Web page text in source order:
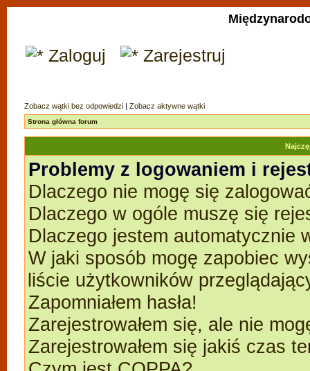
Zaloguj Zarejestruj
Zobacz wątki bez odpowiedzi | Zobacz aktywne wątki
Strona główna forum
Problemy z logowaniem i
Dlaczego nie mogę się
Dlaczego w ogóle muszę się
Dlaczego jestem automatycznie
W jaki sposób mogę zapobiec
liście użytkowników
Zapomniałem hasła!
Zarejestrowałem się, ale nie
Zarejestrowałem się jakiś czas